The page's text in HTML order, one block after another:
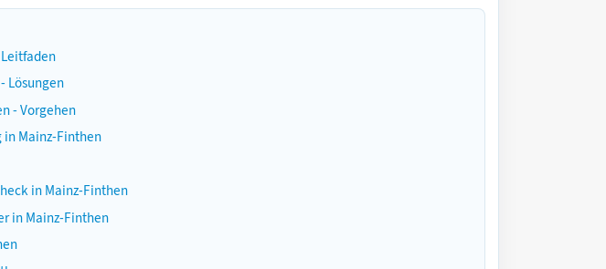
Lösungen
- Vorgehen
in Mainz-Finthen
in Mainz-Finthen
in Mainz-Finthen